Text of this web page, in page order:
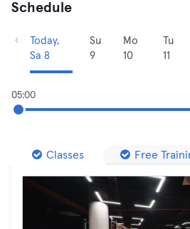
Schedule
Today,
Sa 8
Su
9
Mo
10
Tu
11
05:00
Classes Free